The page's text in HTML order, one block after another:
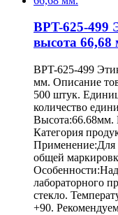
BPT-625-499
высота 66,68
BPT-625-499
мм. Описание
500 штук.
количество
Высота:66.68мм.
Категория
Применение:Для
общей
лабораторного
стекло.
+90.